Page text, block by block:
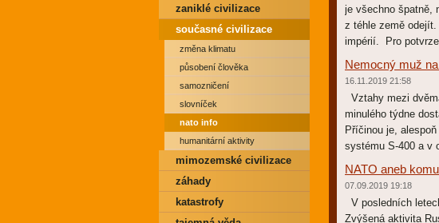
je všechno špatně,
z téhle země odejít.
impérií. Pro
Nemocný muž
16.11.2019 21:58
Vztahy mezi
minulého týdne
Příčinou je,
systému S-400 a v
NATO aneb
07.09.2019 19:18
V posledních
Zvýšená aktivita
zaniklé civilizace
současné civilizace
změna klimatu
působení člověka
samozničení
slovníček
nato info
humanitární aktivity
mimozemské civilizace
záhady
katastrofy